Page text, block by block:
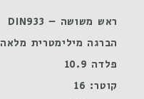
ראש משושה – DIN933
הברגה מילימטרית מלאה
פלדה 10.9
קוטר: 16